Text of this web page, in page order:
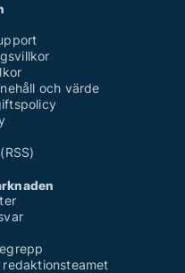
och värde
redaktionsteamet